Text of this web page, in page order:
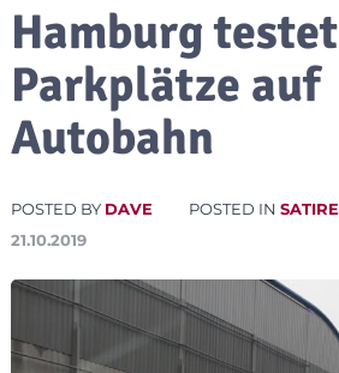
Hamburg testet
Parkplätze auf
Autobahn
POSTED BY DAVE POSTED IN SATIRE
21.10.2019